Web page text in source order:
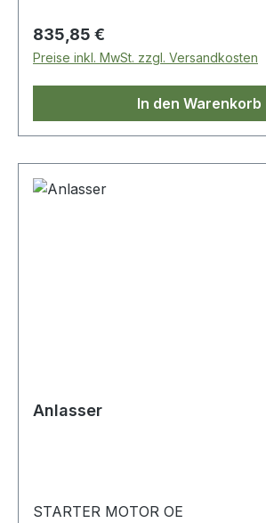
Regulärer Preis:
835,85 €
Preise inkl. MwSt. zzgl. Versandkosten
In den Warenkorb
Anlasser
STARTER MOTOR OE